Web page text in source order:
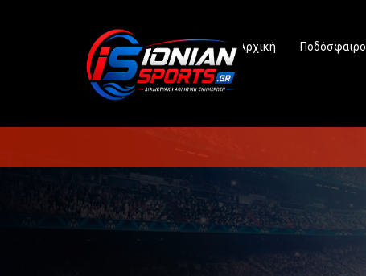
Αρχική Ποδόσφαιρο